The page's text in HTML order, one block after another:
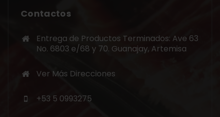
Contactos
Entrega de Productos Terminados: Ave 63
No. 6803 e/68 y 70. Guanajay, Artemisa
Ver Más Direcciones
+53 5 0993275